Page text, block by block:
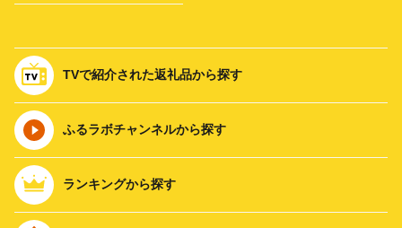
TVで紹介された返礼品から探す
ふるラボチャンネルから探す
ランキングから探す